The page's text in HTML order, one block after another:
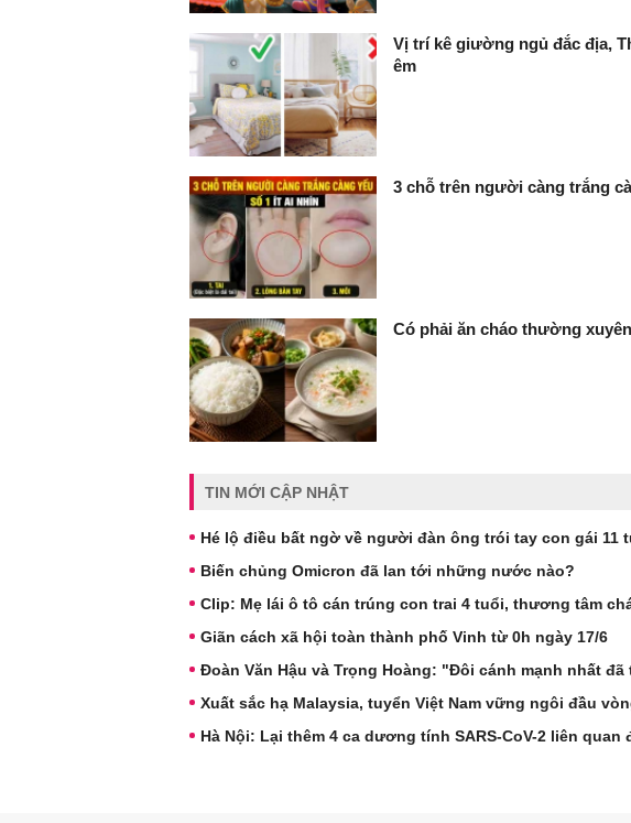
Vị trí kê giường ngủ đắc địa,
êm
3 chỗ trên người càng trắng
Có phải ăn cháo thường
TIN MỚI CẬP NHẬT
Hé lộ điều bất ngờ về người đàn ông trói tay con gái 11
Biến chủng Omicron đã lan tới những nước nào?
Clip: Mẹ lái ô tô cán trúng con trai 4 tuổi, thương tâm
Giãn cách xã hội toàn thành phố Vinh từ 0h ngày 17/6
Đoàn Văn Hậu và Trọng Hoàng: "Đôi cánh mạnh nhất đã
Xuất sắc hạ Malaysia, tuyển Việt Nam vững ngôi đầu
Hà Nội: Lại thêm 4 ca dương tính SARS-CoV-2 liên quan